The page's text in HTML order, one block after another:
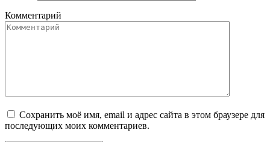
Комментарий
Сохранить моё имя, email и адрес сайта в этом браузере для
последующих моих комментариев.